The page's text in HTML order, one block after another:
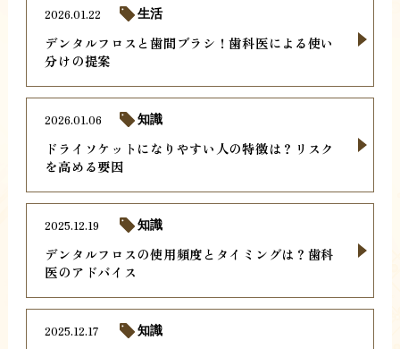
デンタルフロスと歯間ブラシ！歯科医による使い
分けの提案
2026.01.22 生活
ドライソケットになりやすい人の特徴は？リスク
を高める要因
2026.01.06 知識
デンタルフロスの使用頻度とタイミングは？歯科
医のアドバイス
2025.12.19 知識
2025.12.17 知識